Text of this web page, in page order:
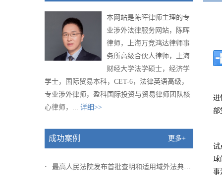
本网站是陈晖律师主理的专
业涉外法律服务网站，陈晖
律师，上海万竞鸿达律师事
务所高级合伙人律师，上海
财经大学法学硕士，经济学
学士，国际贸易本科，CET-6，法律英语高级，
专业涉外律师，盈科国际投资与贸易律师团队核
心律师，... 详细>>
成功案例 更多+
最高人民法院发布首批查明和适用域外法典型...
进
部
试
球
事